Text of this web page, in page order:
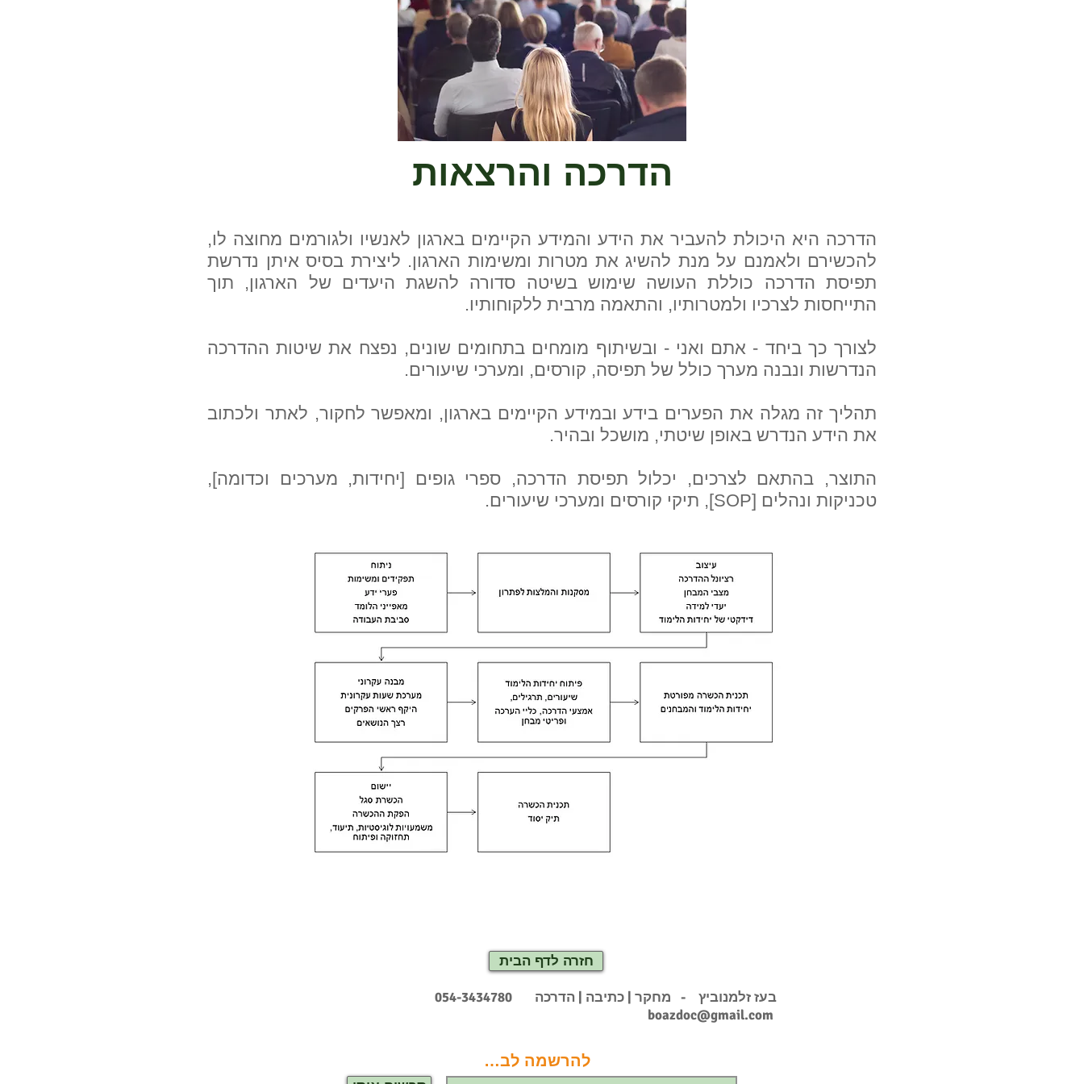
הדרכה והרצאות
הדרכה היא היכולת להעביר את הידע והמידע הקיימים בארגון לאנשיו ולגורמים מחוצה לו,
להכשירם ולאמנם על מנת להשיג את מטרות ומשימות הארגון. ליצירת בסיס איתן נדרשת
תפיסת הדרכה כוללת העושה שימוש בשיטה סדורה להשגת היעדים של הארגון, תוך
התייחסות לצרכיו ולמטרותיו, והתאמה מרבית ללקוחותיו.
לצורך כך ביחד - אתם ואני - ובשיתוף מומחים בתחומים שונים, נפצח את שיטות ההדרכה
הנדרשות ונבנה מערך כולל של תפיסה, קורסים, ומערכי שיעורים.
תהליך זה מגלה את הפערים בידע ובמידע הקיימים בארגון, ומאפשר לחקור, לאתר ולכתוב
את הידע הנדרש באופן שיטתי, מושכל ובהיר.
התוצר, בהתאם לצרכים, יכלול תפיסת הדרכה, ספרי גופים [יחידות, מערכים וכדומה],
טכניקות ונהלים [SOP], תיקי קורסים ומערכי שיעורים.
חזרה לדף הבית
בעז זלמנוביץ - מחקר | כתיבה | הדרכה
boazdoc@gmail.com